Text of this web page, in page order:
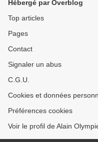
Hébergé par Overblog
Top articles
Pages
Contact
Signaler un abus
C.G.U.
Cookies et données
Préférences cookies
Voir le profil de Alain